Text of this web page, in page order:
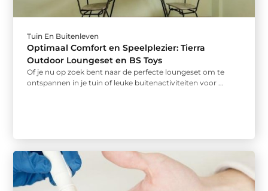
Tuin En Buitenleven
Optimaal Comfort en Speelplezier: Tierra
Outdoor Loungeset en BS Toys
Of je nu op zoek bent naar de perfecte loungeset om te
ontspannen in je tuin of leuke buitenactiviteiten voor ...